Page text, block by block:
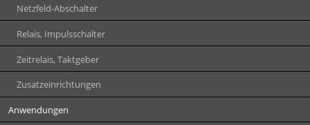
Netzfeld-Abschalter
Relais, Impulsschalter
Zeitrelais, Taktgeber
Zusatzeinrichtungen
Anwendungen